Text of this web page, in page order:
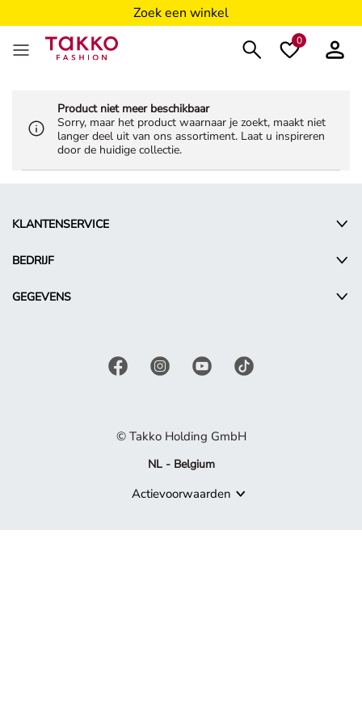
Zoek een winkel
0
Product niet meer beschikbaar
Sorry, maar het product waarnaar je zoekt, maakt niet
langer deel uit van ons assortiment. Laat u inspireren
door de huidige collectie.
KLANTENSERVICE
BEDRIJF
GEGEVENS
© Takko Holding GmbH
NL - Belgium
Actievoorwaarden